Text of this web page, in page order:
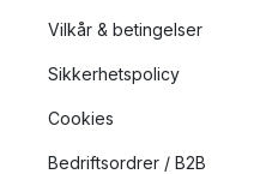
Vilkår & betingelser
Sikkerhetspolicy
Cookies
Bedriftsordrer / B2B